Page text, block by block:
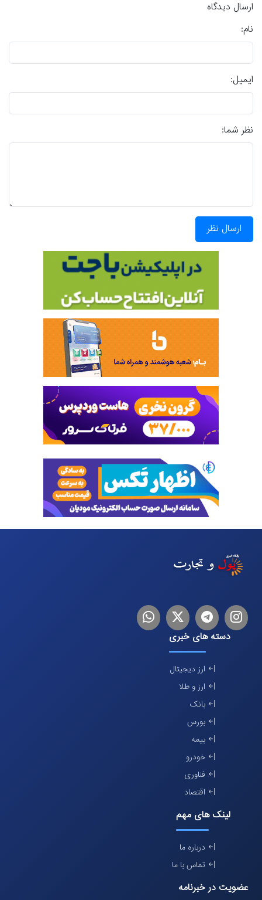
ارسال دیدگاه
نام:
ایمیل:
نظر شما:
ارسال نظر
اینستاگرام
تلگرام توییترلینکدین
دسته های خبری
ارز دیجیتال
ارز و طلا
بانک
بورس
بیمه
خودرو
فناوری
اقتصاد
لینک های مهم
درباره ما
تماس با ما
عضویت در خبرنامه